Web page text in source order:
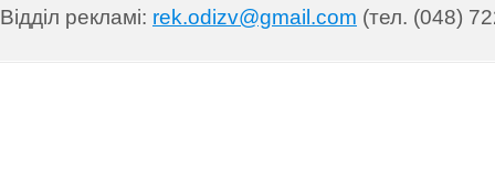
Відділ рекламі: rek.odizv@gmail.com (тел. (048)